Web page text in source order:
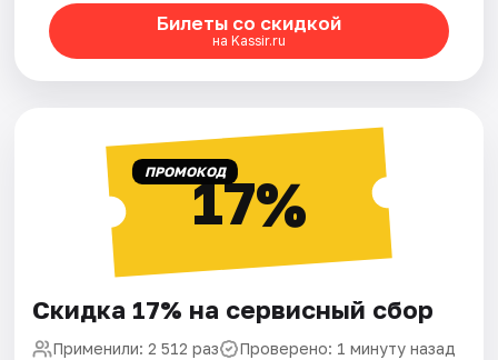
Билеты со скидкой
на Kassir.ru
ПРОМОКОД17%
Скидка 17% на сервисный сбор
Применили: 2 512 раз Проверено: 1 минуту назад